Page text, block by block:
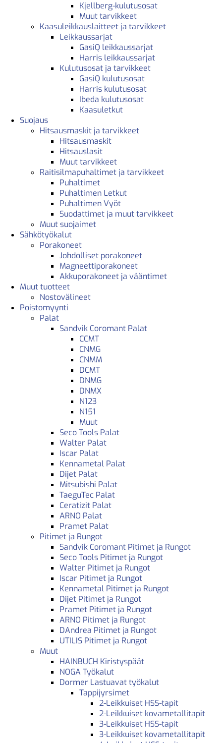
Kjellberg-kulutusosat
Muut tarvikkeet
Kaasuleikkauslaitteet ja tarvikkeet
Leikkaussarjat
GasiQ leikkaussarjat
Harris leikkaussarjat
Kulutusosat ja tarvikkeet
GasiQ kulutusosat
Harris kulutusosat
Ibeda kulutusosat
Kaasuletkut
Suojaus
Hitsausmaskit ja tarvikkeet
Hitsausmaskit
Hitsauslasit
Muut tarvikkeet
Raitisilmapuhaltimet ja tarvikkeet
Puhaltimet
Puhaltimen Letkut
Puhaltimen Vyöt
Suodattimet ja muut tarvikkeet
Muut suojaimet
Sähkötyökalut
Porakoneet
Johdolliset porakoneet
Magneettiporakoneet
Akkuporakoneet ja vääntimet
Muut tuotteet
Nostovälineet
Poistomyynti
Palat
Sandvik Coromant Palat
CCMT
CNMG
CNMM
DCMT
DNMG
DNMX
N123
N151
Muut
Seco Tools Palat
Walter Palat
Iscar Palat
Kennametal Palat
Dijet Palat
Mitsubishi Palat
TaeguTec Palat
Ceratizit Palat
ARNO Palat
Pramet Palat
Pitimet ja Rungot
Sandvik Coromant Pitimet ja Rungot
Seco Tools Pitimet ja Rungot
Walter Pitimet ja Rungot
Iscar Pitimet ja Rungot
Kennametal Pitimet ja Rungot
Dijet Pitimet ja Rungot
Pramet Pitimet ja Rungot
ARNO Pitimet ja Rungot
DAndrea Pitimet ja Rungot
UTILIS Pitimet ja Rungot
Muut
HAINBUCH Kiristyspäät
NOGA Työkalut
Dormer Lastuavat työkalut
Tappijyrsimet
2-Leikkuiset HSS-tapit
2-Leikkuiset kovametallitapit
3-Leikkuiset HSS-tapit
3-Leikkuiset kovametallitapit